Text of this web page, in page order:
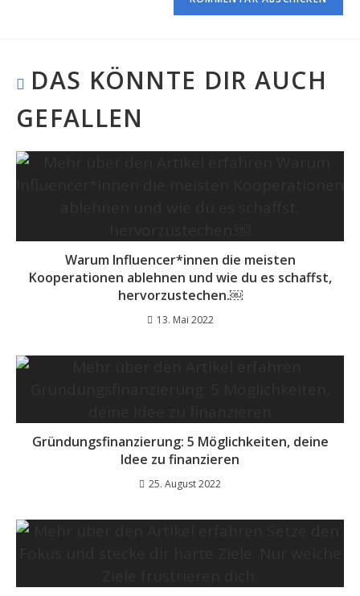
DAS KÖNNTE DIR AUCH
GEFALLEN
Warum Influencer*innen die meisten
Kooperationen ablehnen und wie du es schaffst,
hervorzustechen.￼
13. Mai 2022
Gründungsfinanzierung: 5 Möglichkeiten, deine
Idee zu finanzieren
25. August 2022